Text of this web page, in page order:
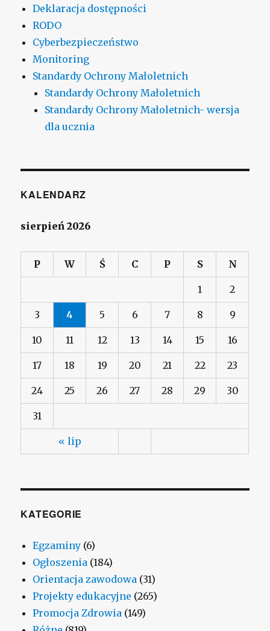
Deklaracja dostępności
RODO
Cyberbezpieczeństwo
Monitoring
Standardy Ochrony Małoletnich
Standardy Ochrony Małoletnich
Standardy Ochrony Małoletnich- wersja
dla ucznia
KALENDARZ
sierpień 2026
P W Ś C P S N
« lip
1 2
3 4 5 6 7 8 9
10 11 12 13 14 15 16
17 18 19 20 21 22 23
24 25 26 27 28 29 30
31
KATEGORIE
Egzaminy (6)
Ogłoszenia (184)
Orientacja zawodowa (31)
Projekty edukacyjne (265)
Promocja Zdrowia (149)